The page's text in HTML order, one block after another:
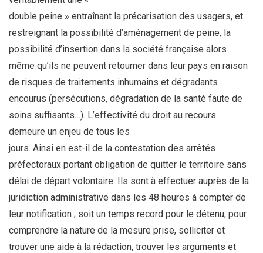
double peine » entraînant la précarisation des usagers, et
restreignant la possibilité d’aménagement de peine, la
possibilité d’insertion dans la société française alors
même qu’ils ne peuvent retourner dans leur pays en raison
de risques de traitements inhumains et dégradants
encourus (persécutions, dégradation de la santé faute de
soins suffisants…). L’effectivité du droit au recours
demeure un enjeu de tous les
jours. Ainsi en est-il de la contestation des arrêtés
préfectoraux portant obligation de quitter le territoire sans
délai de départ volontaire. Ils sont à effectuer auprès de la
juridiction administrative dans les 48 heures à compter de
leur notification ; soit un temps record pour le détenu, pour
comprendre la nature de la mesure prise, solliciter et
trouver une aide à la rédaction, trouver les arguments et